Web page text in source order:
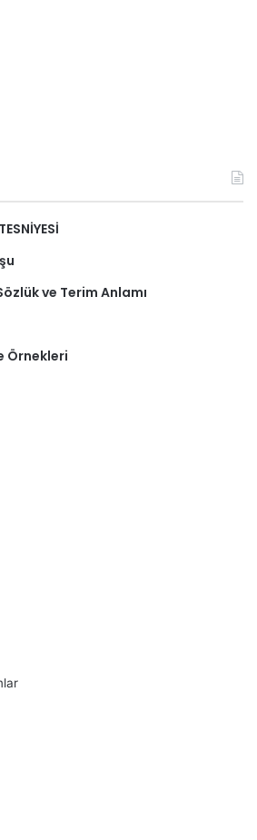
ve Terim Anlamı
Örnekleri